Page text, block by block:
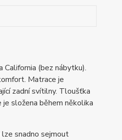
(bez nábytku).
Matrace je
zadní svítilny. Tloušťka
složena během několika
lze snadno sejmout